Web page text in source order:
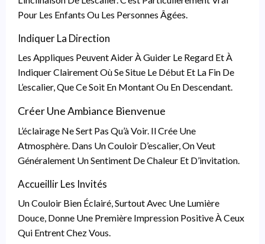
Pour Les Enfants Ou Les Personnes Âgées.
Indiquer La Direction
Les Appliques Peuvent Aider À Guider Le Regard Et À
Indiquer Clairement Où Se Situe Le Début Et La Fin De
L’escalier, Que Ce Soit En Montant Ou En Descendant.
Créer Une Ambiance Bienvenue
L’éclairage Ne Sert Pas Qu’à Voir. Il Crée Une
Atmosphère. Dans Un Couloir D’escalier, On Veut
Généralement Un Sentiment De Chaleur Et D’invitation.
Accueillir Les Invités
Un Couloir Bien Éclairé, Surtout Avec Une Lumière
Douce, Donne Une Première Impression Positive À Ceux
Qui Entrent Chez Vous.